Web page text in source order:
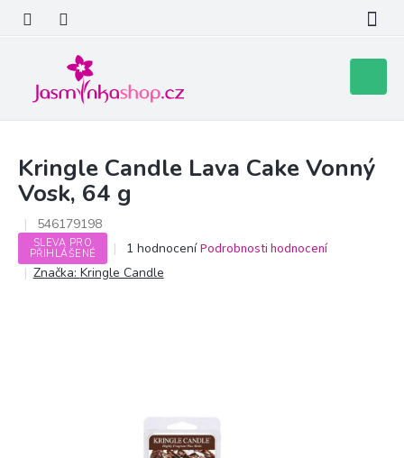
obsah
košík
Kringle Candle Lava Cake Vonný
Vosk, 64 g
546179198
SLEVA PRO
PŘIHLÁŠENÉ
Průměrné
hodnocení
produktu
1 hodnocení Podrobnosti hodnocení
Značka: Kringle Candle